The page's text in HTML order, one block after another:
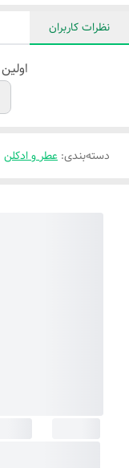
نظرات کاربران
دسته‌بندی: عطر و ادکلن